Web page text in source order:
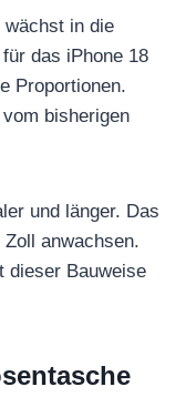
wächst in die
das iPhone 18
Proportionen.
bisherigen
und länger. Das
anwachsen.
dieser Bauweise